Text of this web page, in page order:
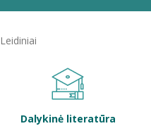
Leidiniai
Dalykinė literatūra